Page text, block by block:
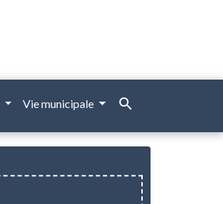
Vie municipale search